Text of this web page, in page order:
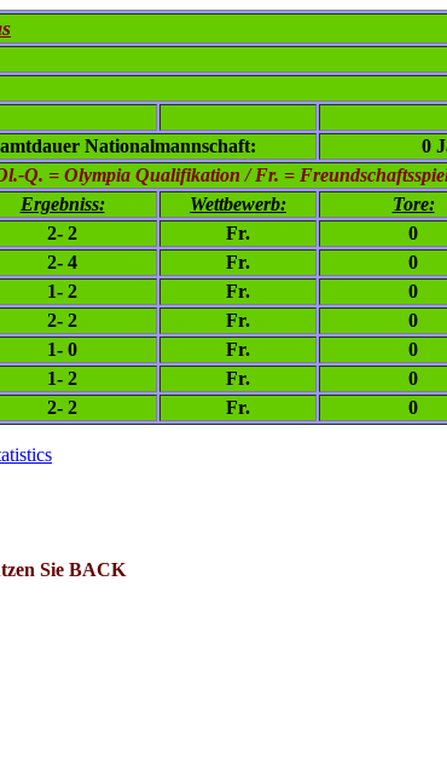
Nationalmannschaft:
0
Q. = Olympia Qualifikation / Fr. =
Ergebniss: Wettbewerb: Tore:
2- 2 Fr.
0
2- 4 Fr.
0
1- 2 Fr. 0
2- 2 Fr.
0
1- 0 Fr.
0
1- 2 Fr.
0
2- 2 Fr. 0
Sie BACK